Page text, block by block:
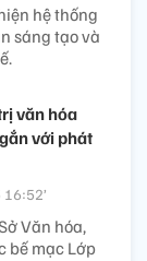
hệ thống
sáng tạo và
văn hóa
với phát
Văn hóa,
bế mạc Lớp